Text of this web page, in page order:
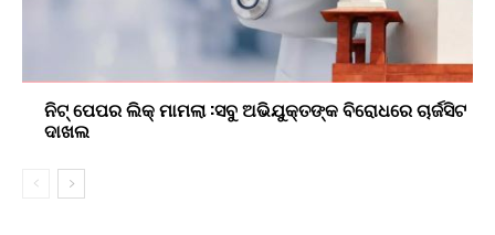
ନିଟ୍ ପେପର ଲିକ୍ ମାମଲା :ସବୁ ଅଭିଯୁକ୍ତଙ୍କ ବିରୋଧରେ ଚାର୍ଜସିଟ
ଦାଖଲ